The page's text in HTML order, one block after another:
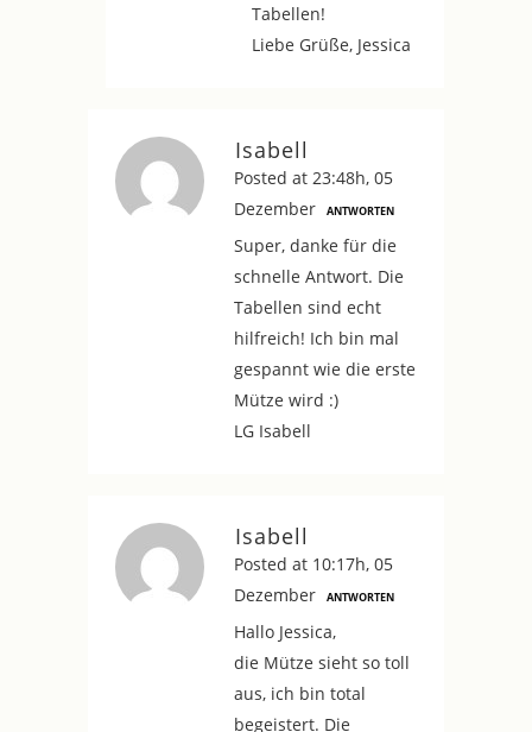
Tabellen!
Liebe Grüße, Jessica
Isabell
Posted at 23:48h, 05
Dezember
ANTWORTEN
Super, danke für die
schnelle Antwort. Die
Tabellen sind echt
hilfreich! Ich bin mal
gespannt wie die erste
Mütze wird :)
LG Isabell
Isabell
Posted at 10:17h, 05
Dezember
ANTWORTEN
Hallo Jessica,
die Mütze sieht so toll
aus, ich bin total
begeistert. Die